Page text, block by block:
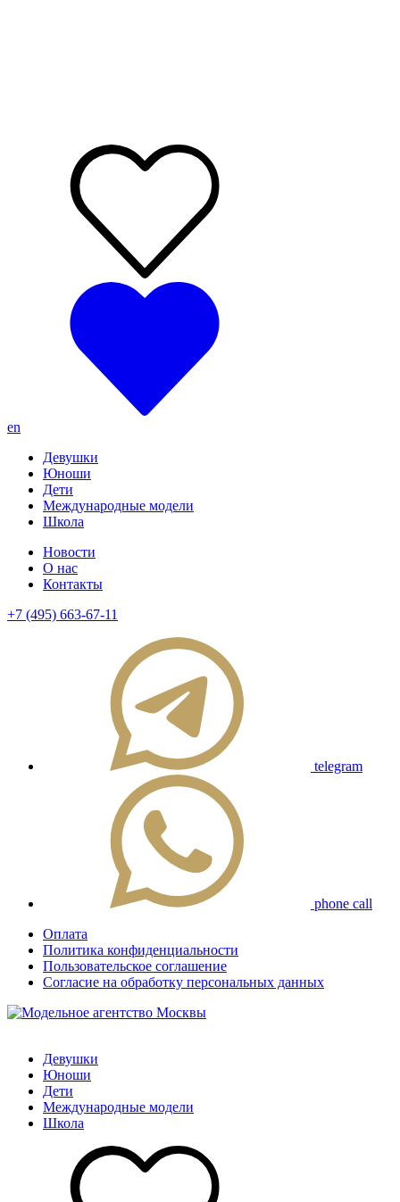
en
Девушки
Юноши
Дети
Международные модели
Школа
Новости
О нас
Контакты
+7 (495) 663-67-11
telegram
phone call
Оплата
Политика конфиденциальности
Пользовательское соглашение
Согласие на обработку персональных данных
Девушки
Юноши
Дети
Международные модели
Школа